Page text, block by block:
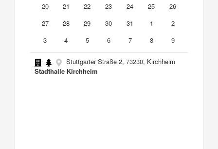
20
21 22 23 24 25
26
27
28 29 30 31 1
2
3
4 5 6 7 8 9
Stuttgarter Straße 2, 73230, Kirchheim
Stadthalle Kirchheim